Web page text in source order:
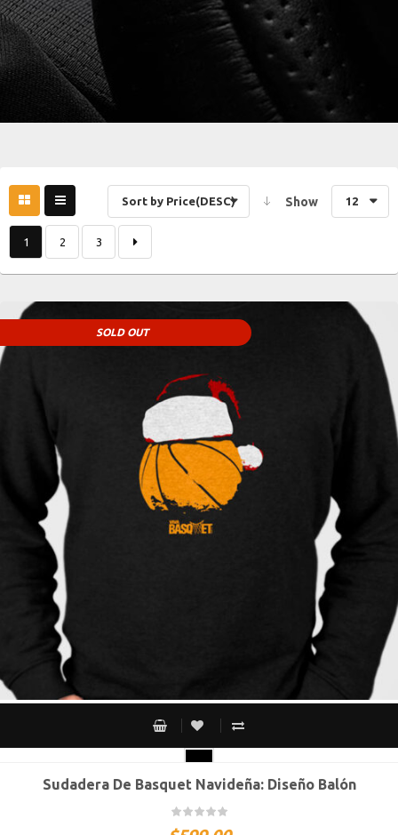
Sort by Price(DESC) Show 12
1 2 3
SOLD OUT
CH M G XG XXG
Sudadera De Basquet Navideña: Diseño Balón